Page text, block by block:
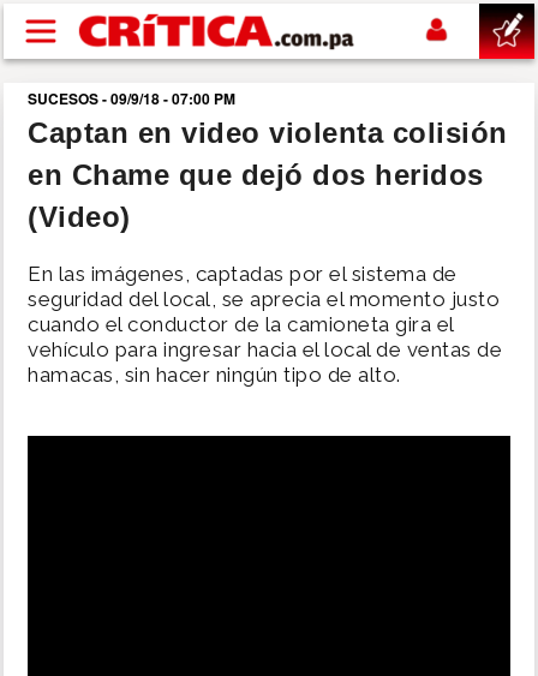
Pasar al contenido principal
buscar
SUCESOS
POLÍTICA
SHOW
SUCESOS - 09/9/18 - 07:00 PM
Captan en video violenta colisión
en Chame que dejó dos heridos
(Video)
En las imágenes, captadas por el sistema de
seguridad del local, se aprecia el momento justo
cuando el conductor de la camioneta gira el
vehículo para ingresar hacia el local de ventas de
hamacas, sin hacer ningún tipo de alto.